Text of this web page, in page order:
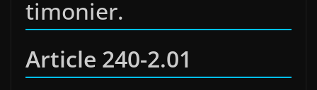
timonier.
Article 240-2.01